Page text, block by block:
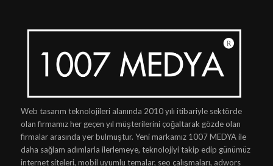
Web tasarım teknolojileri alanında 2010 yılı itibariyle sektörde
olan firmamız her geçen yıl müşterilerini çoğaltarak gözde olan
firmalar arasında yer bulmuştur. Yeni markamız 1007 MEDYA ile
daha sağlam adımlarla ilerlemeye, teknolojiyi takip edip günümüz
internet siteleri, mobil uyumlu temalar, seo çalışmaları, adwors